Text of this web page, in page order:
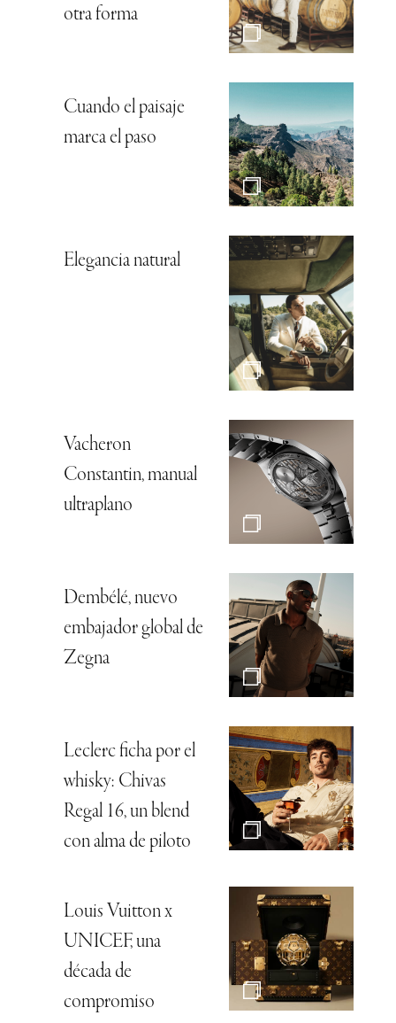
otra forma
Cuando el paisaje
marca el paso
Elegancia natural
Vacheron
Constantin, manual
ultraplano
Dembélé, nuevo
embajador global de
Zegna
Leclerc ficha por el
whisky: Chivas
Regal 16, un blend
con alma de piloto
Louis Vuitton x
UNICEF, una
década de
compromiso